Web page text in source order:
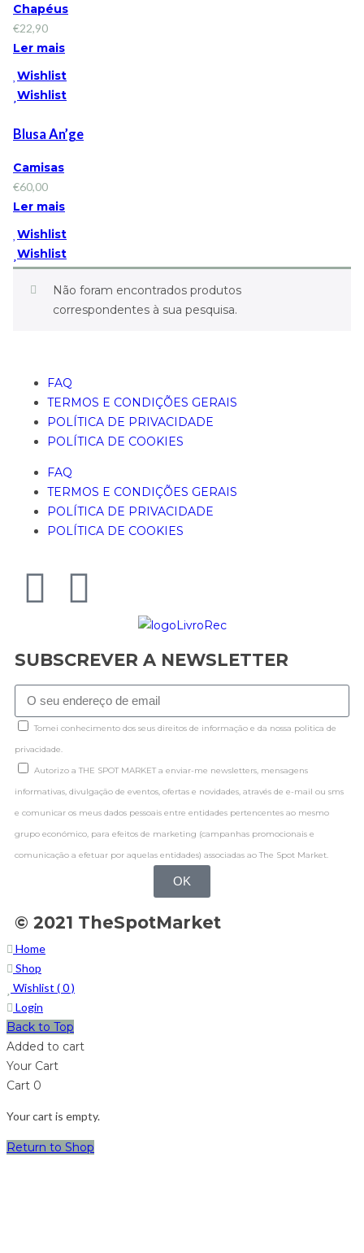
Chapéus
€22,90
Ler mais
Wishlist
Wishlist
Blusa An’ge
Camisas
€60,00
Ler mais
Wishlist
Wishlist
Não foram encontrados produtos
correspondentes à sua pesquisa.
FAQ
TERMOS E CONDIÇÕES GERAIS
POLÍTICA DE PRIVACIDADE
POLÍTICA DE COOKIES
FAQ
TERMOS E CONDIÇÕES GERAIS
POLÍTICA DE PRIVACIDADE
POLÍTICA DE COOKIES
SUBSCREVER A NEWSLETTER
Tomei conhecimento dos seus direitos de informação e da nossa politica de
privacidade.
Autorizo a THE SPOT MARKET a enviar-me newsletters, mensagens
informativas, divulgação de eventos, ofertas e novidades, através de e-mail ou sms
e comunicar os meus dados pessoais entre entidades pertencentes ao mesmo
grupo económico, para efeitos de marketing (campanhas promocionais e
comunicação a efetuar por aquelas entidades) associadas ao The Spot Market.
OK
© 2021 TheSpotMarket
Home
Shop
Wishlist (0)
Login
Back to Top
Added to cart
Your Cart
Cart 0
Your cart is empty.
Return to Shop